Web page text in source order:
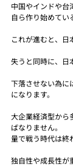
中国やインドや台
自ら作り始めてい
これが進むと、日
失うと同時に、日
下落させない為に
になります。
大企業経済型から
ばなりません。
量で戦う時代は終
独自性や成長性が